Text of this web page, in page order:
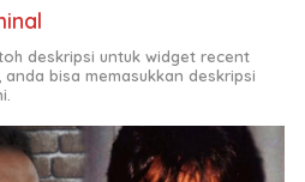
deskripsi untuk widget recent
bisa memasukkan deskripsi